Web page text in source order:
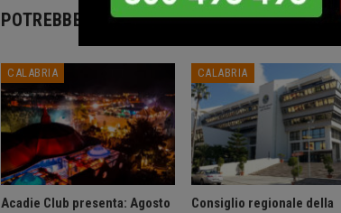
POTREBBE PIACERTI ANCHE
CALABRIA
Acadie Club presenta: Agosto
CALABRIA
Consiglio regionale della